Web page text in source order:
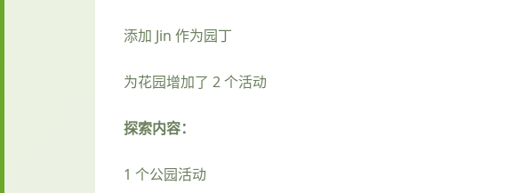
添加 Jin 作为园丁
为花园增加了 2 个活动
探索内容：
1 个公园活动